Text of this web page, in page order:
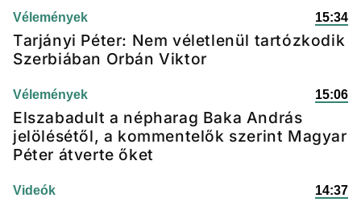
Vélemények 15:34
Tarjányi Péter: Nem véletlenül tartózkodik
Szerbiában Orbán Viktor
Vélemények 15:06
Elszabadult a népharag Baka András
jelölésétől, a kommentelők szerint Magyar
Péter átverte őket
Videók 14:37